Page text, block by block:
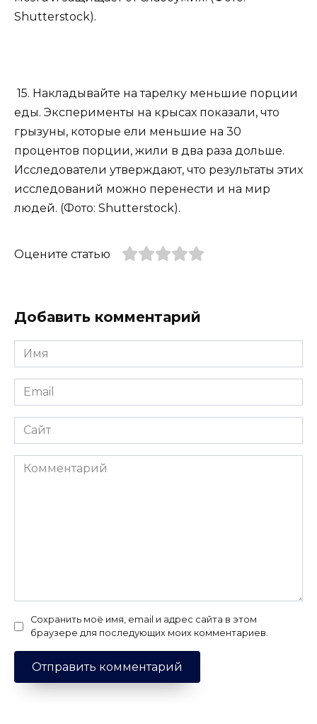
Shutterstock).
15. Накладывайте на тарелку меньшие порции
еды. Эксперименты на крысах показали, что
грызуны, которые ели меньшие на 30
процентов порции, жили в два раза дольше.
Исследователи утверждают, что результаты этих
исследований можно перенести и на мир
людей. (Фото: Shutterstock).
Оцените статью
Добавить комментарий
Имя
*
Email
*
Сайт
Комментарий
Сохранить моё имя, email и адрес сайта в этом
браузере для последующих моих комментариев.